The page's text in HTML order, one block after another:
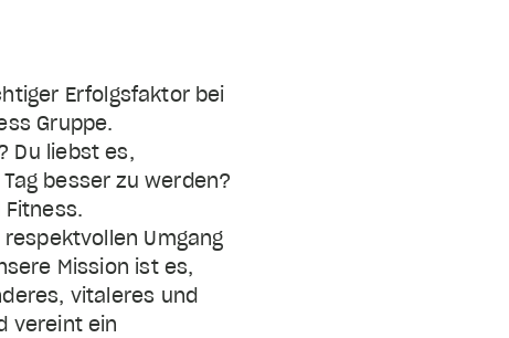
Erfolgsfaktor bei
Gruppe.
Du liebst es,
besser zu werden?
Umgang
Mission ist es,
vitaleres und
vereint ein